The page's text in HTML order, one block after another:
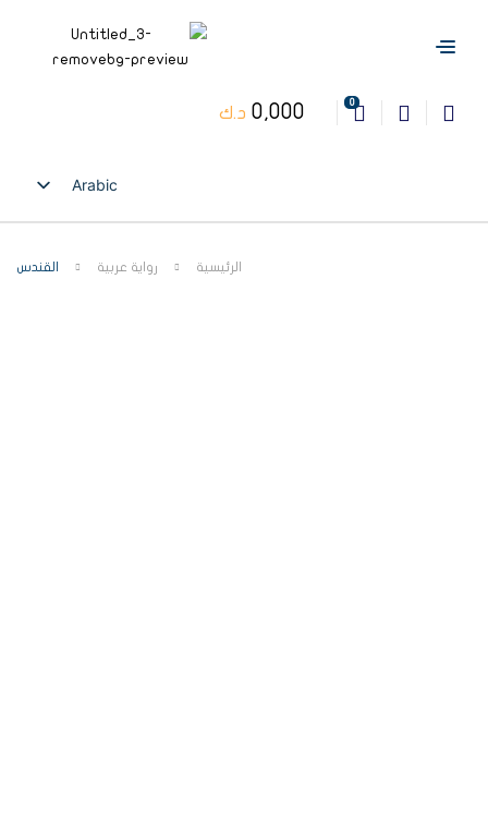
0
0,000 د.ك
Arabic
English
الرئيسية رواية عربية القندس